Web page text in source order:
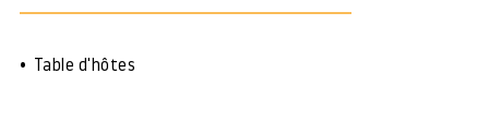
Table d'hôtes